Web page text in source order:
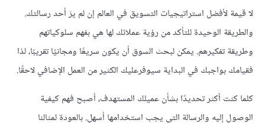
لا قيمة لأفضل استراتيجيات التسويق في العالم إن لم يرَ أحد رسالتك.
والطريقة الوحيدة للتأكد من رؤية عملائك لها هي بفهم سلوكياتهم
وطريقة تفكيرهم. يمكن لبحث السوق أن يكون سريعًا ومجانيًا تقريبًا، لذا
فقيامك بواجبك في البداية سيوفرعليك الكثير من العمل الإضافي لاحقًا.
كلما كنت أكثر تحديدًا بشأن عميلك المستهدف، أصبح فهم كيفية
الوصول إليه والرسالة التي يجب استخدامها أسهل. بالعودة لمثالنا